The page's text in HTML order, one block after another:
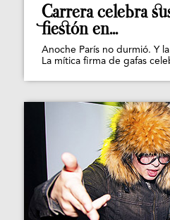
Carrera celebra
fiestón en...
Anoche París no durmió. Y
La mítica firma de gafas